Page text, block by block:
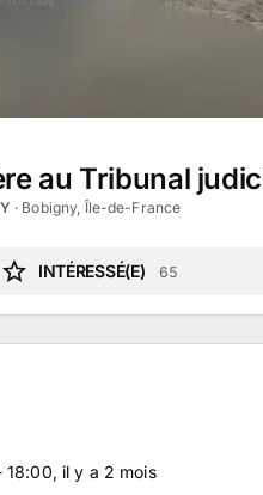
au Tribunal
· Bobigny, Île-de-France
INTÉRESSÉ(E) 65
18:00, il y a 2 mois